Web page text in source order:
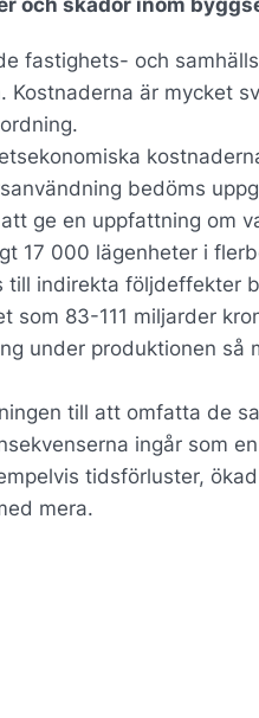
och skador inom
fastighets- och
Kostnaderna är mycket
bedöms
ge en uppfattning om
17 000 lägenheter i
till indirekta följdeffekter
som 83-111 miljarder
under produktionen
till att omfatta de
ingår som
tidsförluster,
mera.